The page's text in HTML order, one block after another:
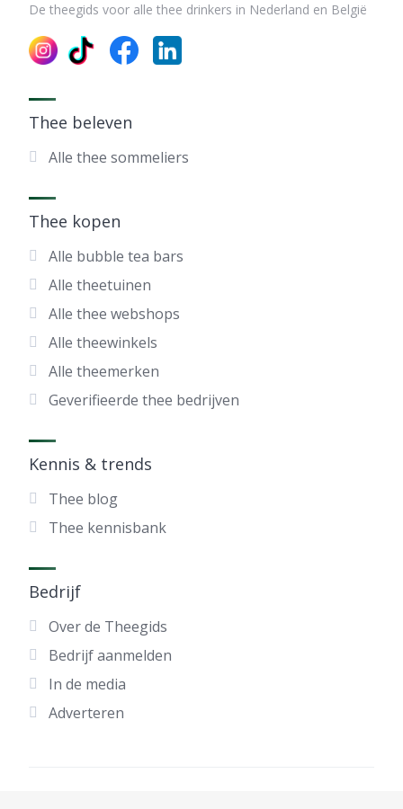
De theegids voor alle thee drinkers in Nederland en België
Thee beleven
Alle thee sommeliers
Thee kopen
Alle bubble tea bars
Alle theetuinen
Alle thee webshops
Alle theewinkels
Alle theemerken
Geverifieerde thee bedrijven
Kennis & trends
Thee blog
Thee kennisbank
Bedrijf
Over de Theegids
Bedrijf aanmelden
In de media
Adverteren